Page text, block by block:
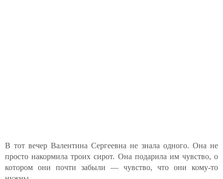
В тот вечер Валентина Сергеевна не знала одного. Она не
просто накормила троих сирот. Она подарила им чувство, о
котором они почти забыли — чувство, что они кому-то